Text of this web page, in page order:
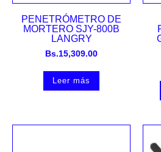
PENETRÓMETRO DE
MORTERO SJY-800B
LANGRY
Bs.15,309.00
Leer más